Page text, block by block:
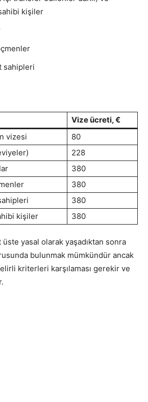
kişiler
sahipleri
Vize ücreti, €
vizesi
80
228
380
380
380
kişiler
380
üste yasal olarak yaşadıktan sonra
bulunmak mümkündür ancak
kriterleri karşılaması gerekir ve